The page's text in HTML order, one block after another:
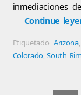
inmediaciones
Continue
EtiquetadoArizona
Colorado,South Rim